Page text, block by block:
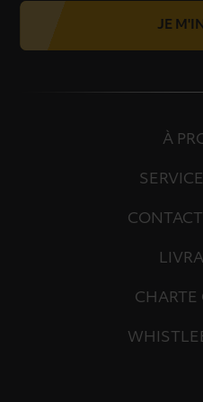
JE
À
CHARTE